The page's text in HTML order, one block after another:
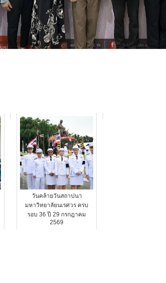
วันคล้ายวันสถาปนา
มหาวิทยาลัยนเรศวร ครบ
รอบ 36 ปี 29 กรกฎาคม
2569